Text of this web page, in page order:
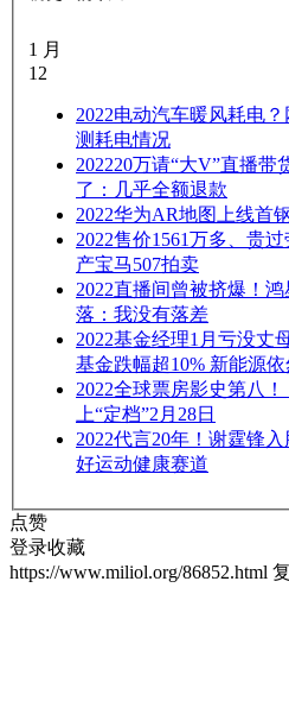
1 月
12
2022电动汽车暖风耗电
测耗电情况
202220万请“大V”直播带
了：几乎全额退款
2022华为AR地图上线首
2022售价1561万多、贵
产宝马507拍卖
2022直播间曾被挤爆！
落：我没有落差
2022基金经理1月亏没丈
基金跌幅超10% 新能源
2022全球票房影史第八
上“定档”2月28日
2022代言20年！谢霆锋
好运动健康赛道
点赞
登录收藏
https://www.miliol.org/86852.html